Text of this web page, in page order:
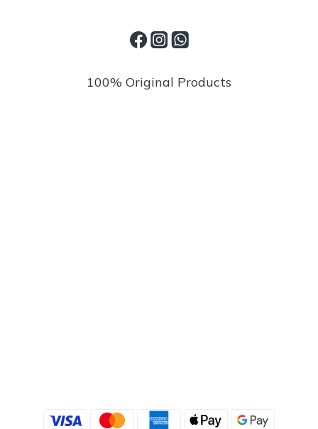
100% Original Products